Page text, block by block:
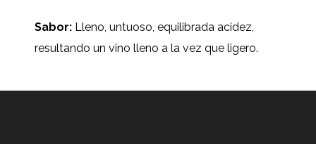
Sabor: Lleno, untuoso, equilibrada acidez,
resultando un vino lleno a la vez que ligero.